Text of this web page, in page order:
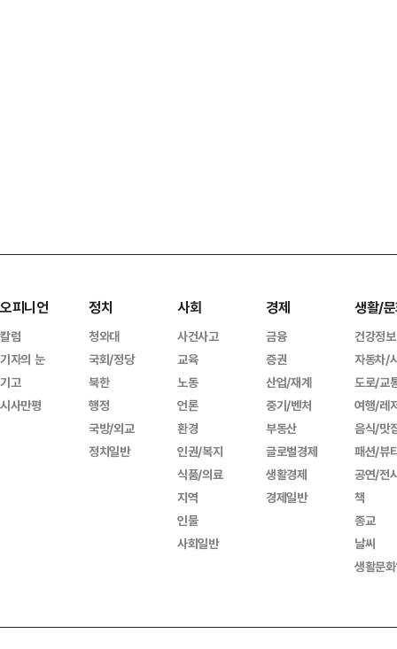
오피니언
칼럼
기자의 눈
기고
시사만평
정치
청와대
국회/정당
북한
행정
국방/외교
정치일반
사회
사건사고
교육
노동
언론
환경
인권/복지
식품/의료
지역
인물
사회일반
경제
금융
증권
산업/재계
중기/벤처
부동산
글로벌경제
생활경제
경제일반
생활/
건강정보
자동차/
도로/교
여행/레
음식/맛
패션/뷰
공연/전
책
종교
날씨
생활문